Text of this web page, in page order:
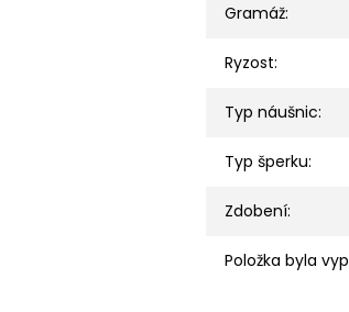
Gramáž:
Ryzost:
Typ náušnic:
Typ šperku:
Zdobení:
Položka byla